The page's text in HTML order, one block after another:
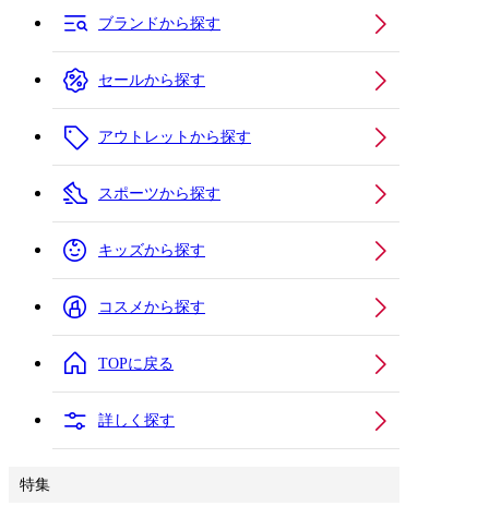
ブランドから探す
セールから探す
アウトレットから探す
スポーツから探す
キッズから探す
コスメから探す
TOPに戻る
詳しく探す
特集